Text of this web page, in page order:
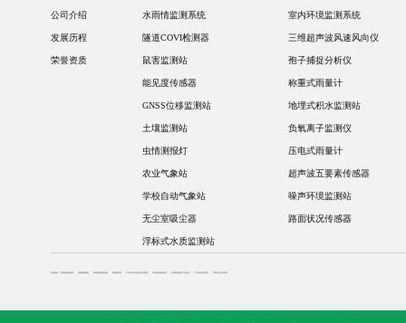
公司介绍
发展历程
荣誉资质
水雨情监测系统 室内环境监测系统
隧道COVI检测器 三维超声波风速风向仪
鼠害监测站 孢子捕捉分析仪
能见度传感器 称重式雨量计
GNSS位移监测站 地埋式积水监测站
土壤监测站 负氧离子监测仪
虫情测报灯 压电式雨量计
农业气象站 超声波五要素传感器
学校自动气象站 噪声环境监测站
无尘室吸尘器 路面状况传感器
浮标式水质监测站